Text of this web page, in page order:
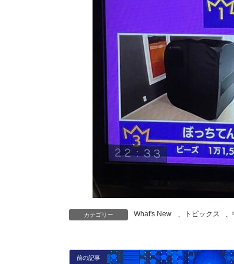
カテゴリー What's New 、 トピックス 、
前の記事